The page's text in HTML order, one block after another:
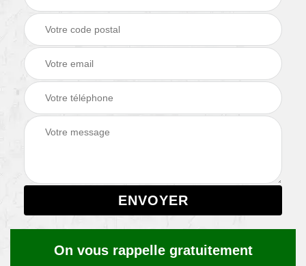
On vous rappelle gratuitement